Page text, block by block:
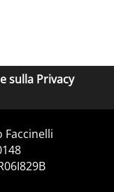
sulla Privacy
Faccinelli